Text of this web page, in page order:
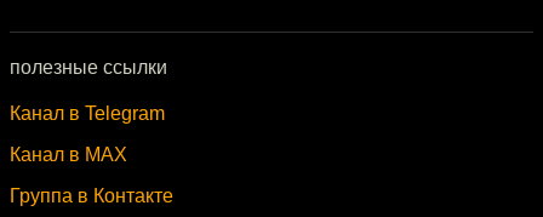
полезные ссылки
Канал в Telegram
Канал в MAX
Группа в Контакте